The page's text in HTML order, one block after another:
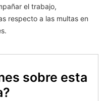
el trabajo,
respecto a las multas en
sobre esta